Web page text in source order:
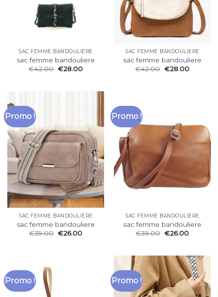
SAC FEMME BANDOULIERE
sac femme bandouliere
€42.00 €28.00
SAC FEMME BANDOULIERE
sac femme bandouliere
€42.00 €28.00
Promo !
SAC FEMME BANDOULIERE
sac femme bandouliere
€39.00 €26.00
Promo !
SAC FEMME BANDOULIERE
sac femme bandouliere
€39.00 €26.00
Promo ! Promo !